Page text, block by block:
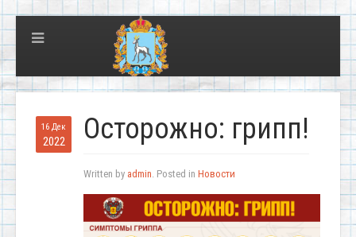
16 Дек
2022 Осторожно: грипп!
Written by admin. Posted in Новости